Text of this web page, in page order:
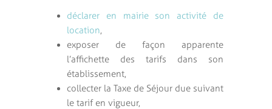
déclarer en mairie son activité de
location,
exposer de façon apparente
l’affichette des tarifs dans son
établissement,
collecter la Taxe de Séjour due suivant
le tarif en vigueur,